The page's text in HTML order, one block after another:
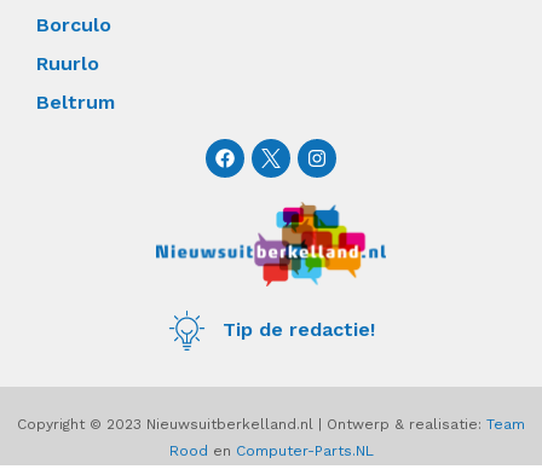
Borculo
Ruurlo
Beltrum
F
a
o
o
I
n
t
a
g
r
a
Tip de redactie!
Copyright © 2023 Nieuwsuitberkelland.nl | Ontwerp & realisatie: Team
Rood en Computer-Parts.NL